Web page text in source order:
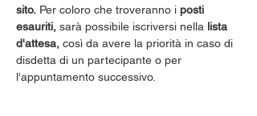
sito. Per coloro che troveranno i posti
esauriti, sarà possibile iscriversi nella lista
d'attesa, così da avere la priorità in caso di
disdetta di un partecipante o per
l'appuntamento successivo.